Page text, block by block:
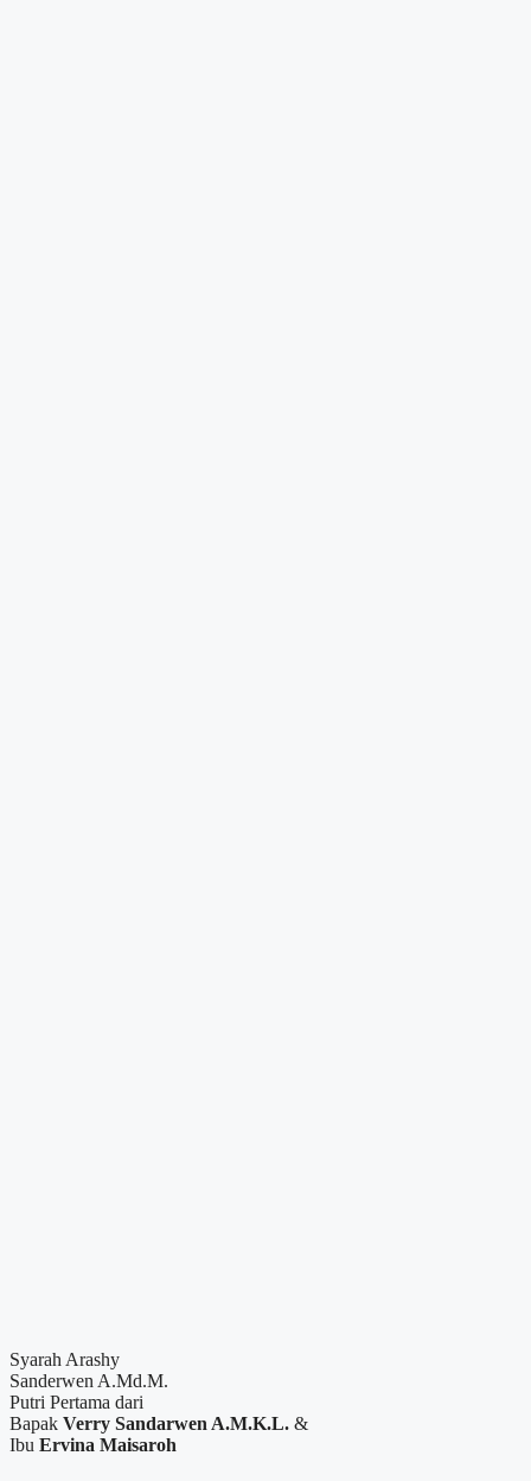
Syarah Arashy
Sanderwen A.Md.M.
Putri Pertama dari
Bapak Verry Sandarwen A.M.K.L. &
Ibu Ervina Maisaroh